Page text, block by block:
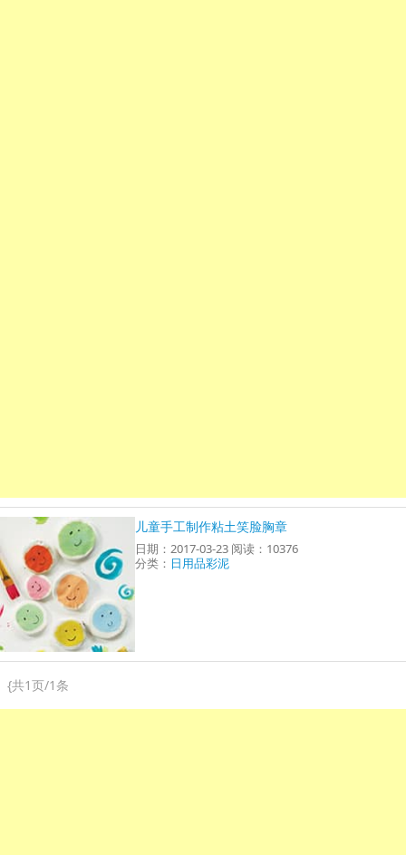
儿童手工制作粘土笑脸胸章
日期：2017-03-23 阅读：10376
分类： 日用品彩泥
{共1页/1条